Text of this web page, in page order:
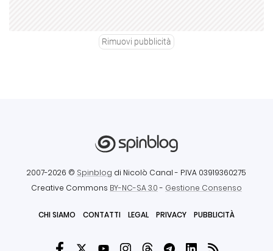
Rimuovi pubblicità
2007-2026 © Spinblog di Nicolò Canal - P.IVA 03919360275
Creative Commons BY-NC-SA 3.0- Gestione Consenso
CHI SIAMO CONTATTI LEGAL PRIVACY PUBBLICITÀ